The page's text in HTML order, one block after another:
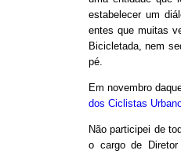
estabelecer um
entes que muitas
Bicicletada, nem
pé.
Em novembro
dos Ciclistas
Não participei de
o cargo de